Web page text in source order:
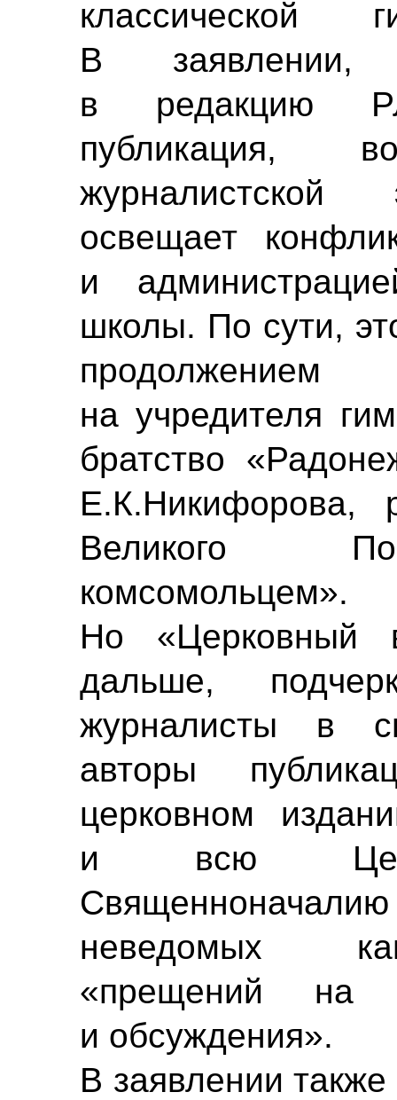
классической
В заявлении,
в редакцию
публикация,
журналистской
освещает
и
школы. По сути,
на учредителя
братство
Е.К.Никифорова,
Великого
комсомольцем».
Но «Церковный
дальше,
журналисты в
авторы
церковном
и всю
неведомых
«прещений на
и обсуждения».
В заявлении